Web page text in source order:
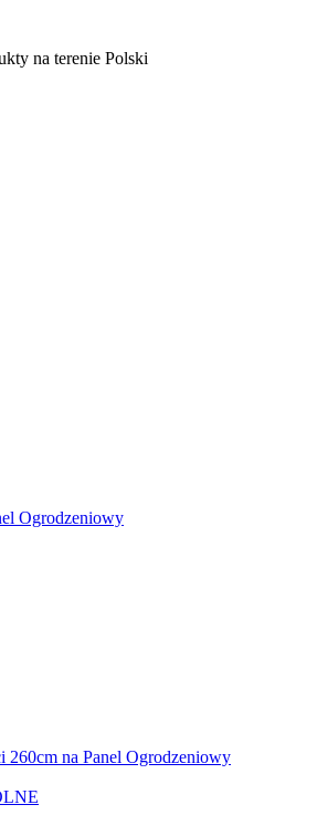
na terenie Polski
Ogrodzeniowy
260cm na Panel Ogrodzeniowy